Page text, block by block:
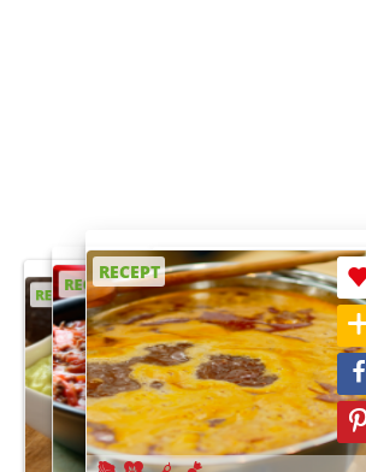
RECEPT
RECEPT
RECEPT
RECEPT
RECEPT